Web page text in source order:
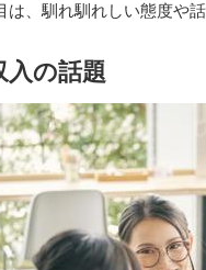
は、馴れ馴れしい態度や
入の話題